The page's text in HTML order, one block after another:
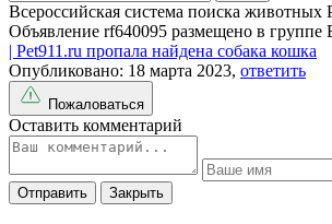
Всероссийская система поиска животных
Объявление rf640095 размещено в группе
| Pet911.ru пропала найдена собака кошка
Опубликовано: 18 марта 2023, ответить
Пожаловаться
Оставить комментарий
Отправить Закрыть